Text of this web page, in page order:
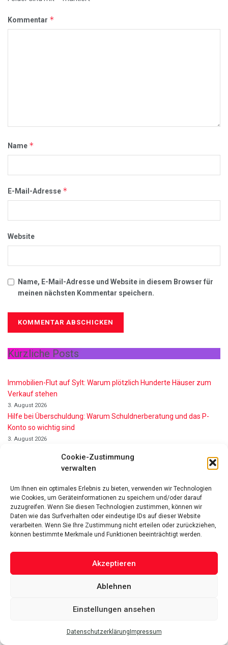
Cookie-Zustimmung
verwalten
Um Ihnen ein optimales Erlebnis zu bieten, verwenden wir Technologien
wie Cookies, um Geräteinformationen zu speichern und/oder darauf
zuzugreifen. Wenn Sie diesen Technologien zustimmen, können wir
Daten wie das Surfverhalten oder eindeutige IDs auf dieser Website
verarbeiten. Wenn Sie Ihre Zustimmung nicht erteilen oder zurückziehen,
können bestimmte Merkmale und Funktionen beeinträchtigt werden.
Akzeptieren
Ablehnen
Einstellungen ansehen
Datenschutzerklärung Impressum
Kommentar *
Name *
E-Mail-Adresse *
Website
Name, E-Mail-Adresse und Website in diesem Browser für
meinen nächsten Kommentar speichern.
Kürzliche Posts
Immobilien-Flut auf Sylt: Warum plötzlich Hunderte Häuser zum
Verkauf stehen
3. August 2026
Hilfe bei Überschuldung: Warum Schuldnerberatung und das P-
Konto so wichtig sind
3. August 2026
seriösen Anbieter für Cannabis auf Rezept erkennen
Antiquitätenhändler?
21. Juli 2026
Die Höhle der Löwen: Diese beiden Unternehmer verstärken die
Jubiläumsstaffel
Der Blick von außen: Wie Bradley Mundt ohne Branchenerfahrung
eine neue Energiekategorie schuf
17. Juni 2026
Ja Morant Vermögen 2026 – Einkommen, Gehälter, Größe,